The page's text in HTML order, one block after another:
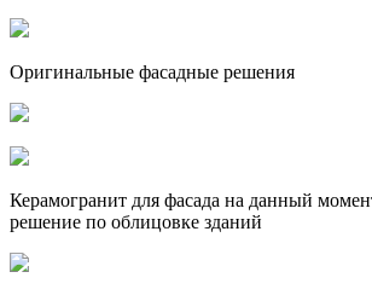
Оригинальные фасадные решения
Керамогранит для фасада на данный
решение по облицовке зданий